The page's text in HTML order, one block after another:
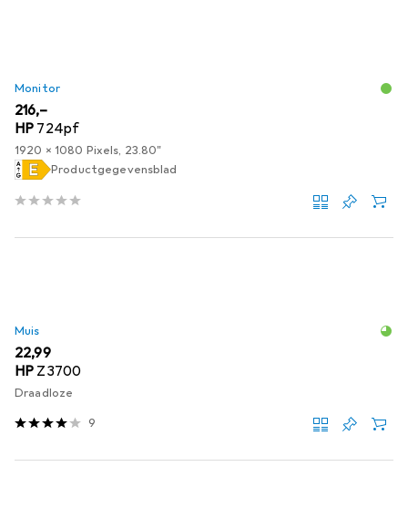
Monitor
EUR
216,–
HP 724pf
1920 x 1080 Pixels, 23.80"
Productgegevensblad
Muis
EUR
22,99
HP Z3700
Draadloze
9